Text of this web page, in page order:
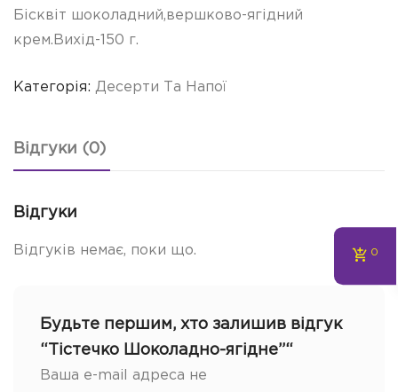
Бісквіт шоколадний,вершково-ягідний
крем.Вихід-150 г.
Категорія: Десерти Та Напої
Відгуки (0)
Відгуки
Відгуків немає, поки що.
Будьте першим, хто залишив відгук
“Тістечко Шоколадно-ягідне”“
Ваша e-mail адреса не
0